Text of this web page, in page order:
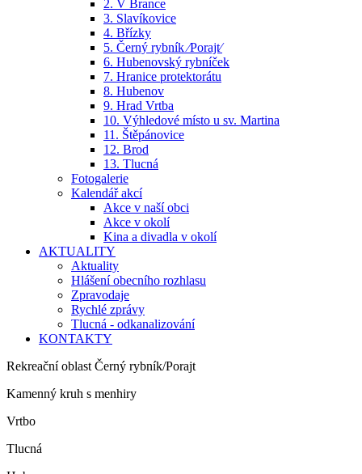
2. V Brance
3. Slavíkovice
4. Břízky
5. Černý rybník ⁄Porajt⁄
6. Hubenovský rybníček
7. Hranice protektorátu
8. Hubenov
9. Hrad Vrtba
10. Výhledové místo u sv. Martina
11. Štěpánovice
12. Brod
13. Tlucná
Fotogalerie
Kalendář akcí
Akce v naší obci
Akce v okolí
Kina a divadla v okolí
AKTUALITY
Aktuality
Hlášení obecního rozhlasu
Zpravodaje
Rychlé zprávy
Tlucná - odkanalizování
KONTAKTY
Rekreační oblast Černý rybník/Porajt
Kamenný kruh s menhiry
Vrtbo
Tlucná